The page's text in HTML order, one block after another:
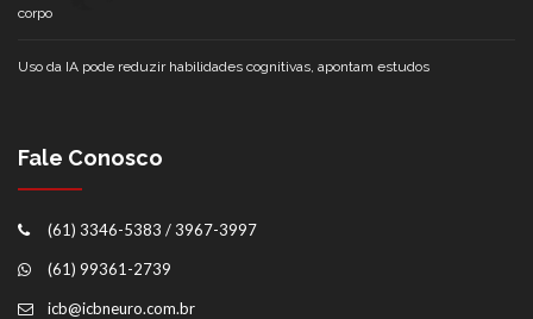
corpo
Uso da IA pode reduzir habilidades cognitivas, apontam estudos
Fale Conosco
(61) 3346-5383 / 3967-3997
(61) 99361-2739
icb@icbneuro.com.br